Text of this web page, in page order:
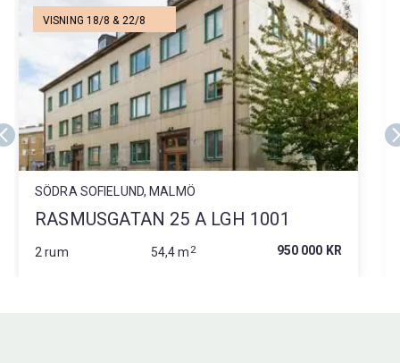
VISNING 18/8 & 22/8
SÖDRA SOFIELUND, MALMÖ
RASMUSGATAN 25 A LGH 1001
2 rum 54,4 m 2 950 000 KR